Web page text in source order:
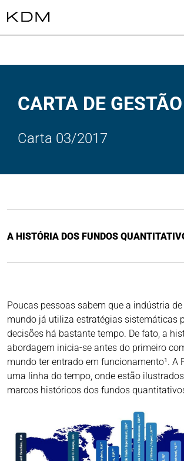
03
Cotas
Fundos
Biblioteca
Contato
CARTA DE GESTÃO
Carta 03/2017
A HISTÓRIA DOS FUNDOS
Poucas pessoas sabem que a indústria
mundo já utiliza estratégias sistemáticas
decisões há bastante tempo. De fato, a
abordagem inicia-se antes do primeiro
mundo ter entrado em funcionamento¹. A
uma linha do tempo, onde estão
marcos históricos dos fundos